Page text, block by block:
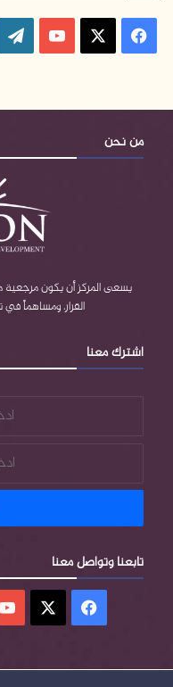
فيسبوك ‫YouTube
من نحن
يسعى المركز أن يكون
القرار، ومساهماً
اشترك معنا
تابعنا وتواصل معنا
فيسبوك